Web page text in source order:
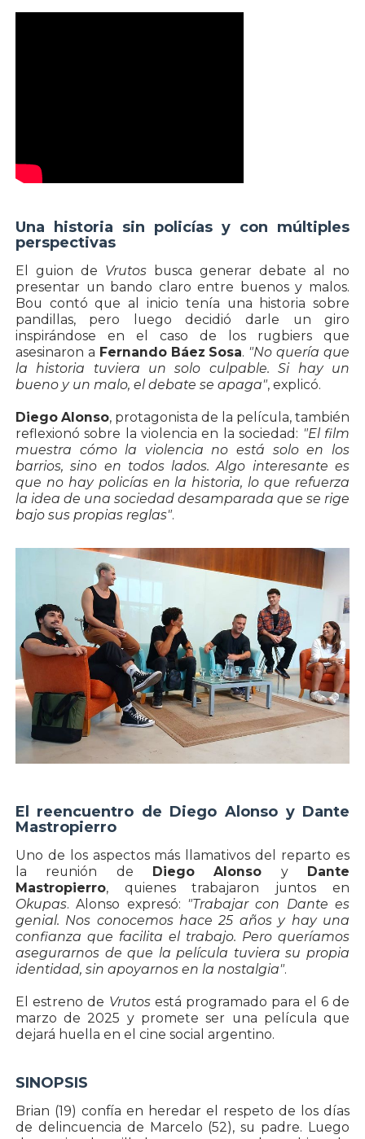
Una historia sin policías y con múltiples
perspectivas
El guion de Vrutos busca generar debate al no
presentar un bando claro entre buenos y malos.
Bou contó que al inicio tenía una historia sobre
pandillas, pero luego decidió darle un giro
inspirándose en el caso de los rugbiers que
asesinaron a Fernando Báez Sosa. "No quería que
la historia tuviera un solo culpable. Si hay un
bueno y un malo, el debate se apaga", explicó.
Diego Alonso, protagonista de la película, también
reflexionó sobre la violencia en la sociedad: "El film
muestra cómo la violencia no está solo en los
barrios, sino en todos lados. Algo interesante es
que no hay policías en la historia, lo que refuerza
la idea de una sociedad desamparada que se rige
bajo sus propias reglas".
El reencuentro de Diego Alonso y Dante
Mastropierro
Uno de los aspectos más llamativos del reparto es
la reunión de
Diego Alonso y
Dante
Mastropierro, quienes trabajaron juntos en
Okupas. Alonso expresó: "Trabajar con Dante es
genial. Nos conocemos hace 25 años y hay una
confianza que facilita el trabajo. Pero queríamos
asegurarnos de que la película tuviera su propia
identidad, sin apoyarnos en la nostalgia".
El estreno de Vrutos está programado para el 6 de
marzo de 2025 y promete ser una película que
dejará huella en el cine social argentino.
SINOPSIS
Brian (19) confía en heredar el respeto de los días
de delincuencia de Marcelo (52), su padre. Luego